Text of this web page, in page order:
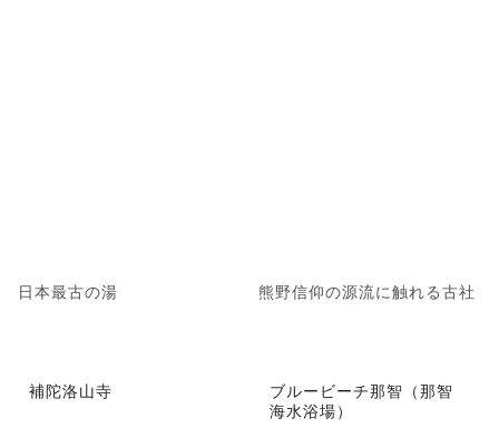
日本最古の湯 熊野信仰の源流に触れる古社
補陀洛山寺
ブルービーチ那智（那智
海水浴場）